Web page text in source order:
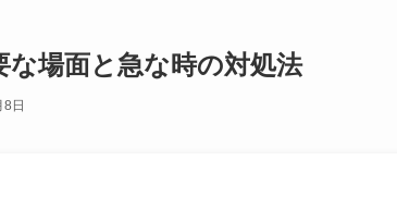
場面と急な時の対処法
8日